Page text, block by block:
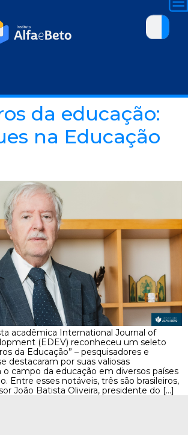
da educação:
na Educação
acadêmica International Journal of
(EDEV) reconheceu um seleto
da Educação” – pesquisadores e
destacaram por suas valiosas
o campo da educação em diversos países
Entre esses notáveis, três são brasileiros,
João Batista Oliveira, presidente do […]